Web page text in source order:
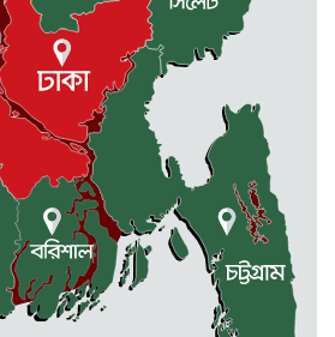
মোহনগঞ্জে কর্মস্থলেই অসুস্থ- রক্তবমির পর
প্রাণ গেল স্বাস্থ্য কর্মকর্তার
কুড়িগ্রামে বন্যাদুর্গতদের জন্য বরাদ্দকৃত
৩০ মেট্রিক টন চাল,একমুঠোও জোটেনি
ক্ষতিগ্রস্ত মানুষের ভাগ্যে
জুলাই ব্যবসা ও হাদি ব্যবসা চালু রাখতে
হবে: মাহমুদা মিতু